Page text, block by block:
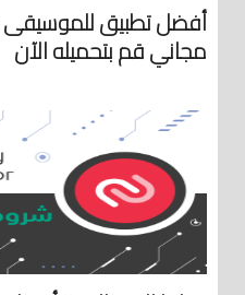
أفضل تطبيق
مجاني قم بتحميله الآن